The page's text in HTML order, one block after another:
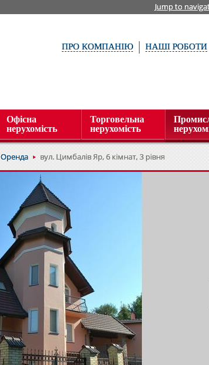
Jump to
ПРО КОМПАНІЮ НАШІ РОБОТИ
Офісна
нерухомість
Торговельна
нерухомість
Оренда вул. Цимбалів Яр, 6 кімнат, 3 рівня